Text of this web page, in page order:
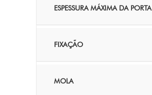
ESPESSURA MÁXIMA DA PORTA
FIXAÇÃO
MOLA